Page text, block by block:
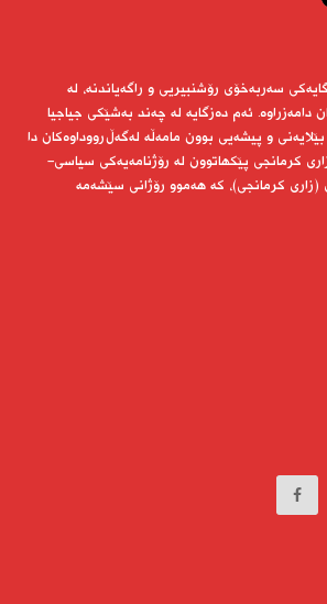
سەربەخۆی رۆشنبیریی و راگەیاندنە، لە
سۆران دامەزراوە. ئەم دەزگایە لە چەند بەشێكی جیاجیا
و پیشەیی بوون مامەڵە لەگەڵ رووداوەكان دا
كرمانجی پێكهاتوون لە رۆژنامەیەكی سیاسی-
(زاری كرمانجی)، كە هەموو رۆژانی سێشەمە